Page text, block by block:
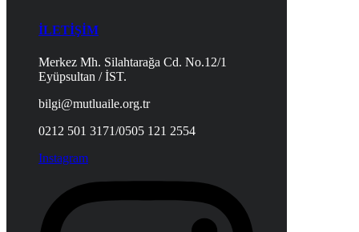
İLETİŞİM
Merkez Mh. Silahtarağa Cd. No.12/1
Eyüpsultan / İST.
bilgi@mutluaile.org.tr
0212 501 3171/0505 121 2554
Instagram